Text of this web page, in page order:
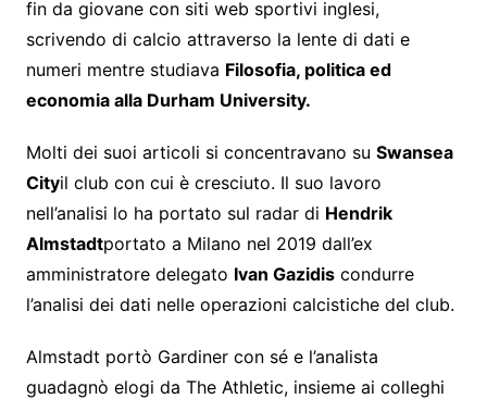
fin da giovane con siti web sportivi inglesi,
scrivendo di calcio attraverso la lente di dati e
numeri mentre studiava Filosofia, politica ed
economia alla Durham University.
Molti dei suoi articoli si concentravano su Swansea
Cityil club con cui è cresciuto. Il suo lavoro
nell’analisi lo ha portato sul radar di Hendrik
Almstadtportato a Milano nel 2019 dall’ex
amministratore delegato Ivan Gazidiscondurre
l’analisi dei dati nelle operazioni calcistiche del club.
Almstadt portò Gardiner con sé e l’analista
guadagnò elogi da The Athletic, insieme ai colleghi